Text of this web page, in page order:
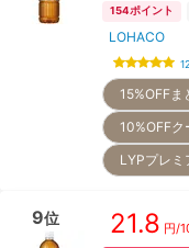
154ポイント
LOHACO
12
15%OFFま
10%OFFク
LYPプレ
9位 21.8 円/